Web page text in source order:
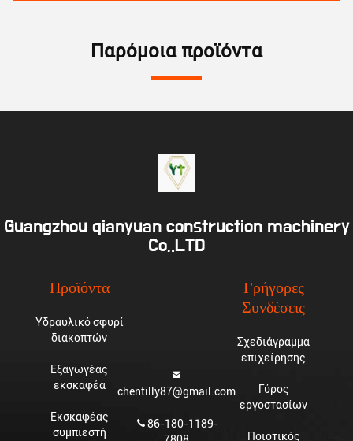
Παρόμοια προϊόντα
Guangzhou qianyuan construction machinery
Co,.LTD
Προϊόντα
Υδραυλικό σφυρί
διακοπτών
Εξαγωγέας
εκσκαφέα
Εκσκαφέας
συμπιεστή
chentilly87@gmail.com
86-180-1189-
Γρήγορες
Συνδέσεις
Σχεδιάγραμμα
επιχείρησης
Γύρος
εργοστασίων
Ποιοτικός